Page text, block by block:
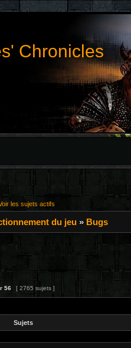
Chronicles
les sujets actifs
du jeu » Bugs
56 [ 2765 sujets ]
Sujets